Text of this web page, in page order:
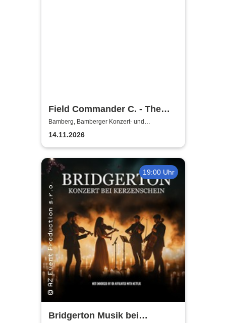
Field Commander C. - The
Songs of Leonard Cohen
Bamberg, Bamberger Konzert- und
Kongresshalle (Hegelsaal)
14.11.2026
19:00 Uhr
Bridgerton Musik bei